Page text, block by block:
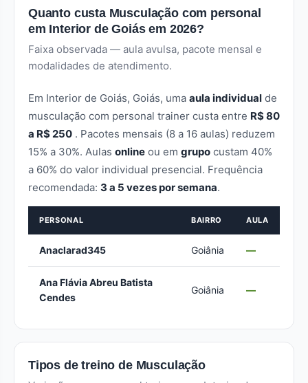
Quanto custa Musculação com personal
em Interior de Goiás em 2026?
Faixa observada — aula avulsa, pacote mensal e
modalidades de atendimento.
Em Interior de Goiás, Goiás, uma aula individual de
musculação com personal trainer custa entre R$ 80
a R$ 250 . Pacotes mensais (8 a 16 aulas) reduzem
15% a 30%. Aulas online ou em grupo custam 40%
a 60% do valor individual presencial. Frequência
recomendada: 3 a 5 vezes por semana.
PERSONAL BAIRRO AULA
Anaclarad345 Goiânia —
Ana Flávia Abreu Batista
Cendes
Goiânia —
Tipos de treino de Musculação